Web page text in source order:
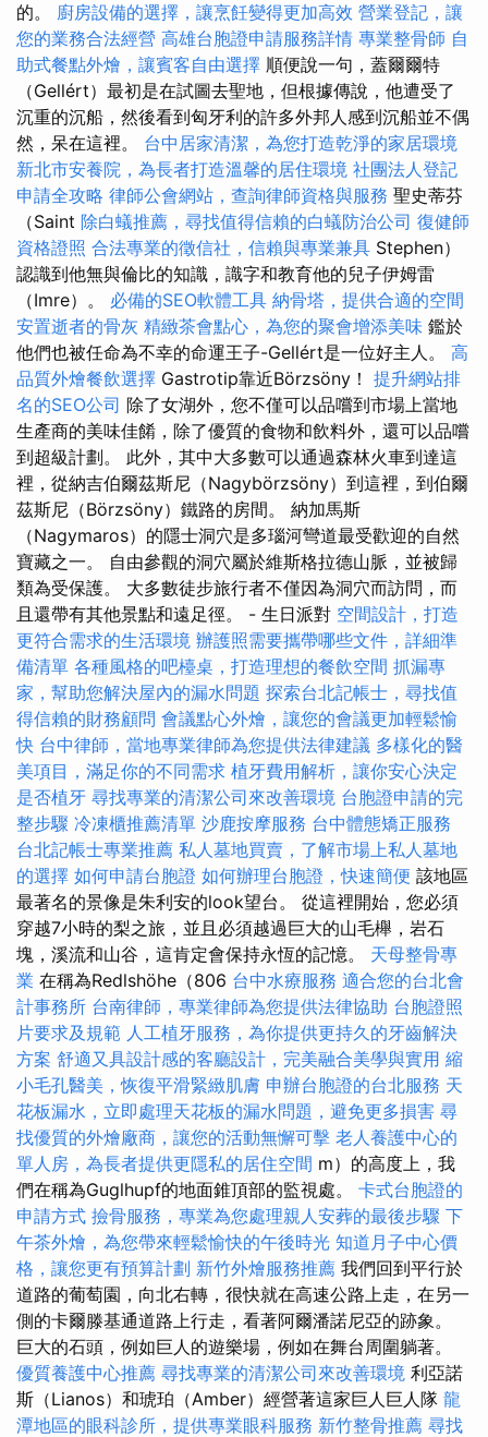
的。 廚房設備的選擇，讓烹飪變得更加高效 營業登記，讓
您的業務合法經營 高雄台胞證申請服務詳情 專業整骨師 自
助式餐點外燴，讓賓客自由選擇 順便說一句，蓋爾爾特
（Gellért）最初是在試圖去聖地，但根據傳說，他遭受了
沉重的沉船，然後看到匈牙利的許多外邦人感到沉船並不偶
然，呆在這裡。 台中居家清潔，為您打造乾淨的家居環境
新北市安養院，為長者打造溫馨的居住環境 社團法人登記
申請全攻略 律師公會網站，查詢律師資格與服務 聖史蒂芬
（Saint 除白蟻推薦，尋找值得信賴的白蟻防治公司 復健師
資格證照 合法專業的徵信社，信賴與專業兼具 Stephen）
認識到他無與倫比的知識，識字和教育他的兒子伊姆雷
（Imre）。 必備的SEO軟體工具 納骨塔，提供合適的空間
安置逝者的骨灰 精緻茶會點心，為您的聚會增添美味 鑑於
他們也被任命為不幸的命運王子-Gellért是一位好主人。 高
品質外燴餐飲選擇 Gastrotip靠近Börzsöny！ 提升網站排
名的SEO公司 除了女湖外，您不僅可以品嚐到市場上當地
生產商的美味佳餚，除了優質的食物和飲料外，還可以品嚐
到超級計劃。 此外，其中大多數可以通過森林火車到達這
裡，從納吉伯爾茲斯尼（Nagybörzsöny）到這裡，到伯爾
茲斯尼（Börzsöny）鐵路的房間。 納加馬斯
（Nagymaros）的隱士洞穴是多瑙河彎道最受歡迎的自然
寶藏之一。 自由參觀的洞穴屬於維斯格拉德山脈，並被歸
類為受保護。 大多數徒步旅行者不僅因為洞穴而訪問，而
且還帶有其他景點和遠足徑。 - 生日派對 空間設計，打造
更符合需求的生活環境 辦護照需要攜帶哪些文件，詳細準
備清單 各種風格的吧檯桌，打造理想的餐飲空間 抓漏專
家，幫助您解決屋內的漏水問題 探索台北記帳士，尋找值
得信賴的財務顧問 會議點心外燴，讓您的會議更加輕鬆愉
快 台中律師，當地專業律師為您提供法律建議 多樣化的醫
美項目，滿足你的不同需求 植牙費用解析，讓你安心決定
是否植牙 尋找專業的清潔公司來改善環境 台胞證申請的完
整步驟 冷凍櫃推薦清單 沙鹿按摩服務 台中體態矯正服務
台北記帳士專業推薦 私人墓地買賣，了解市場上私人墓地
的選擇 如何申請台胞證 如何辦理台胞證，快速簡便 該地區
最著名的景像是朱利安的look望台。 從這裡開始，您必須
穿越7小時的梨之旅，並且必須越過巨大的山毛櫸，岩石
塊，溪流和山谷，這肯定會保持永恆的記憶。 天母整骨專
業 在稱為Redlshöhe（806 台中水療服務 適合您的台北會
計事務所 台南律師，專業律師為您提供法律協助 台胞證照
片要求及規範 人工植牙服務，為你提供更持久的牙齒解決
方案 舒適又具設計感的客廳設計，完美融合美學與實用 縮
小毛孔醫美，恢復平滑緊緻肌膚 申辦台胞證的台北服務 天
花板漏水，立即處理天花板的漏水問題，避免更多損害 尋
找優質的外燴廠商，讓您的活動無懈可擊 老人養護中心的
單人房，為長者提供更隱私的居住空間 m）的高度上，我
們在稱為Guglhupf的地面錐頂部的監視處。 卡式台胞證的
申請方式 撿骨服務，專業為您處理親人安葬的最後步驟 下
午茶外燴，為您帶來輕鬆愉快的午後時光 知道月子中心價
格，讓您更有預算計劃 新竹外燴服務推薦 我們回到平行於
道路的葡萄園，向北右轉，很快就在高速公路上走，在另一
側的卡爾滕基通道路上行走，看著阿爾潘諾尼亞的跡象。
巨大的石頭，例如巨人的遊樂場，例如在舞台周圍躺著。
優質養護中心推薦 尋找專業的清潔公司來改善環境 利亞諾
斯（Lianos）和琥珀（Amber）經營著這家巨人巨人隊 龍
潭地區的眼科診所，提供專業眼科服務 新竹整骨推薦 尋找